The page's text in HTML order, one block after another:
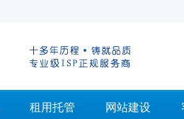
租用托管 网站建设